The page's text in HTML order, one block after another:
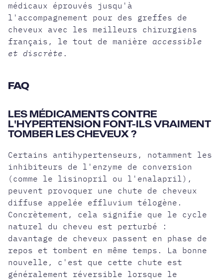
médicaux éprouvés jusqu'à
l'accompagnement pour des greffes de
cheveux avec les meilleurs chirurgiens
français, le tout de manière accessible
et discrète .
FAQ
LES MÉDICAMENTS CONTRE
L'HYPERTENSION FONT-ILS VRAIMENT
TOMBER LES CHEVEUX ?
Certains antihypertenseurs, notamment les
inhibiteurs de l'enzyme de conversion
(comme le lisinopril ou l'enalapril),
peuvent provoquer une chute de cheveux
diffuse appelée effluvium télogène.
Concrètement, cela signifie que le cycle
naturel du cheveu est perturbé :
davantage de cheveux passent en phase de
repos et tombent en même temps. La bonne
nouvelle, c'est que cette chute est
généralement réversible lorsque le